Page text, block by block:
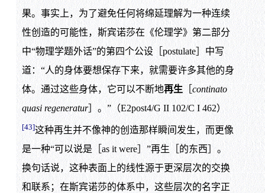
果。事实上，为了避免任何将绵延理解为一种连续
性创造的可能性，斯宾诺莎在《伦理学》第二部分
中“物理学题外话”的第四个公设［postulate］中写
道：“人的身体要想保存下来，就需要许多其他的身
体。通过这些身体，它可以不断地再生［ continato
quasi regeneratur］。”（E2post4/G II 102/C I 462）
[43]这种再生并不像神的创造那样瞬间发生，而更像
是一种“可以说是［as it were］”再生［的东西］。
换句话说，这种表面上的线性源于更深层次的交换
和联系；在斯宾诺莎的体系中，这些层次的名字正